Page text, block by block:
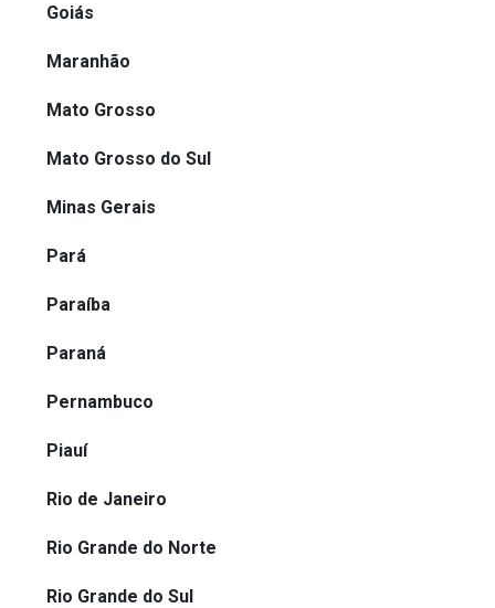
Goiás
Maranhão
Mato Grosso
Mato Grosso do Sul
Minas Gerais
Pará
Paraíba
Paraná
Pernambuco
Piauí
Rio de Janeiro
Rio Grande do Norte
Rio Grande do Sul